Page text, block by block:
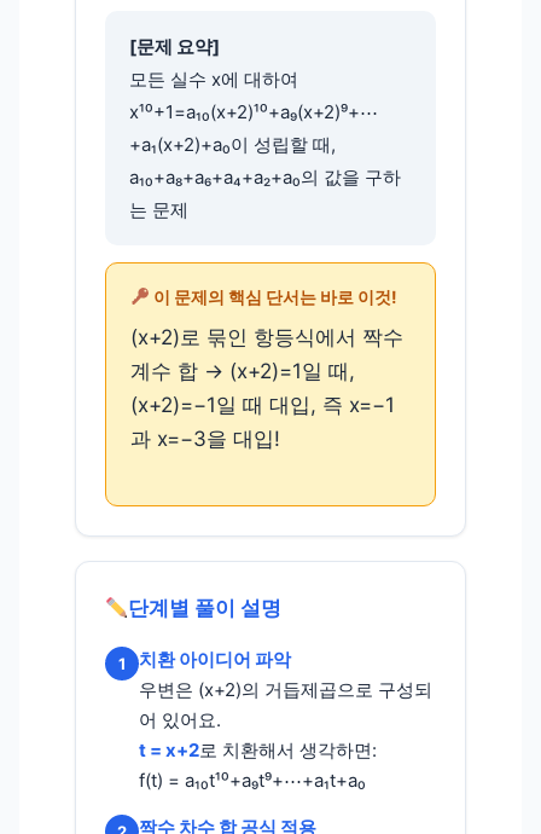
[문제 요약]
모든 실수 x에 대하여
x¹⁰+1=a₁₀(x+2)¹⁰+a₉(x+2)⁹+⋯
+a₁(x+2)+a₀이 성립할 때,
a₁₀+a₈+a₆+a₄+a₂+a₀의 값을 구하
는 문제
이 문제의 핵심 단서는 바로 이것!
(x+2)로 묶인 항등식에서 짝수
계수 합 → (x+2)=1일 때,
(x+2)=−1일 때 대입, 즉 x=−1
과 x=−3을 대입!
단계별 풀이 설명
1
치환 아이디어 파악
우변은 (x+2)의 거듭제곱으로 구성되
어 있어요.
t = x+2로 치환해서 생각하면:
f(t) = a₁₀t¹⁰+a₉t⁹+⋯+a₁t+a₀
짝수 차수 합 공식 적용